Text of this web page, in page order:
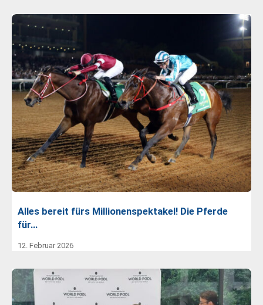
Alles bereit fürs Millionenspektakel! Die Pferde
für…
12. Februar 2026